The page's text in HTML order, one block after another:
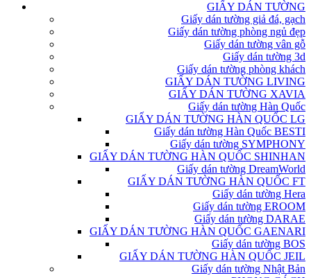
GIẤY DÁN TƯỜNG
Giấy dán tường giả đá, gạch
Giấy dán tường phòng ngủ đẹp
Giấy dán tường vân gỗ
Giấy dán tường 3d
Giấy dán tường phòng khách
GIẤY DÁN TƯỜNG LIVING
GIẤY DÁN TƯỜNG XAVIA
Giấy dán tường Hàn Quốc
GIẤY DÁN TƯỜNG HÀN QUỐC LG
Giấy dán tường Hàn Quốc BESTI
Giấy dán tường SYMPHONY
GIẤY DÁN TƯỜNG HÀN QUỐC SHINHAN
Giấy dán tường DreamWorld
GIẤY DÁN TƯỜNG HÀN QUỐC FT
Giấy dán tường Hera
Giấy dán tường EROOM
Giấy dán tường DARAE
GIẤY DÁN TƯỜNG HÀN QUỐC GAENARI
Giấy dán tường BOS
GIẤY DÁN TƯỜNG HÀN QUỐC JEIL
Giấy dán tường Nhật Bản